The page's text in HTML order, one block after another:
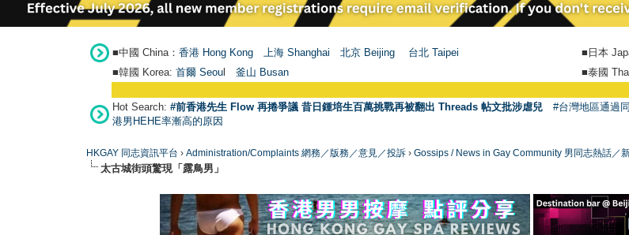
■中國 China： 香港 Hong Kong 上海 Shanghai 北京 Beijing 台北 Taipei ■日本
■韓國 Korea: 首爾 Seou 釜山 Busan ■泰國
Hot Search: #前香港先生 Flow 再捲爭議 昔日鍾培生百萬挑戰再被翻出 Threads 帖文批涉虐兒 #台灣地區通過
港男HEHE率漸高的原因
HKGAY 同志資訊平台 ›Administration/Complaints 網務／版務／意見／投訴 ›Gossips / News in Gay Community 男同志熱話／
太古城街頭驚現「露鳥男」